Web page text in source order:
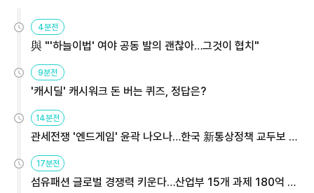
4분전
與 "'하늘이법' 여야 공동 발의 괜찮아…그것이 협치"
9분전
'캐시딜' 캐시워크 돈 버는 퀴즈, 정답은?
14분전
관세전쟁 '엔드게임' 윤곽 나오나…한국 新통상정책 교두보 활
17분전
섬유패션 글로벌 경쟁력 키운다…산업부 15개 과제 180억 지